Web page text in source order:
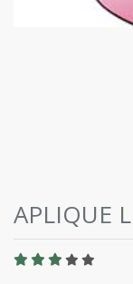
APLIQUE